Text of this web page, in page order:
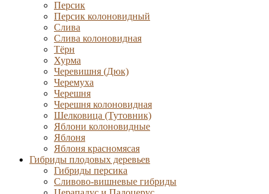
Персик
Персик колоновидный
Слива
Слива колоновидная
Тёрн
Хурма
Черевишня (Дюк)
Черемуха
Черешня
Черешня колоновидная
Шелковица (Тутовник)
Яблони колоновидные
Яблоня
Яблоня красномясая
Гибриды плодовых деревьев
Гибриды персика
Сливово-вишневые гибриды